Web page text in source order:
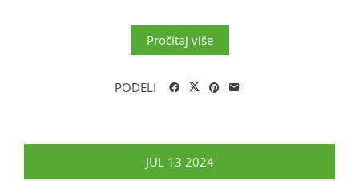
Pročitaj više
PODELI
JUL 13 2024